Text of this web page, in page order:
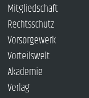
Mitgliedschaft
Rechtsschutz
Vorsorgewerk
Vorteilswelt
Akademie
Verlag